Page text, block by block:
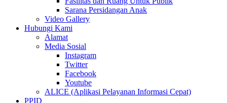
Sarana Persidangan Anak
Video Gallery
Hubungi Kami
Alamat
Media Sosial
Instagram
Twitter
Facebook
Youtube
ALICE (Aplikasi Pelayanan Informasi Cepat)
PPID